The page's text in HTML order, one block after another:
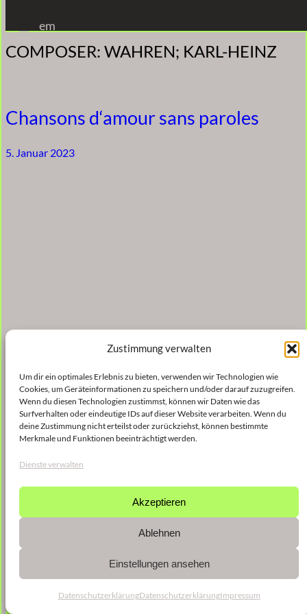
Zustimmung verwalten
Um dir ein optimales Erlebnis zu bieten, verwenden wir Technologien wie
Cookies, um Geräteinformationen zu speichern und/oder darauf zuzugreifen.
Wenn du diesen Technologien zustimmst, können wir Daten wie das
Surfverhalten oder eindeutige IDs auf dieser Website verarbeiten. Wenn du
deine Zustimmung nicht erteilst oder zurückziehst, können bestimmte
Merkmale und Funktionen beeinträchtigt werden.
Dienste verwalten
Akzeptieren
Ablehnen
Einstellungen ansehen
DatenschutzerklärungDatenschutzerklärungImpressum
Inhalt
springen
em
COMPOSER: WAHREN; KARL-HEINZ
Chansons d‘amour sans paroles
5. Januar 2023